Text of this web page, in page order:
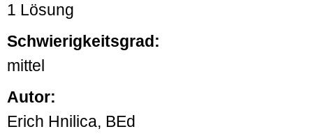
1 Lösung
Schwierigkeitsgrad:
mittel
Autor:
Erich Hnilica, BEd